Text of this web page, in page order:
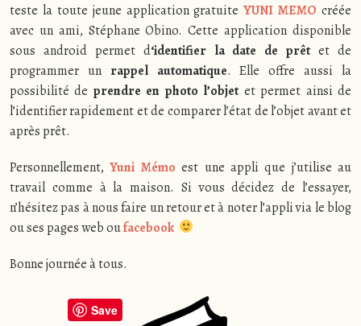
teste la toute jeune application gratuiteYUNI MEMO créée
avec un ami, Stéphane Obino. Cette application disponible
sous android permet d‘identifier la date de prêtet de
programmer un rappel automatique. Elle offre aussi la
possibilité de prendre en photo l’objetet permet ainsi de
l’identifier rapidement et de comparer l’état de l’objet avant et
après prêt.
Personnellement,Yuni Mémo est une appli que j’utilise au
travail comme à la maison. Si vous décidez de l’essayer,
n’hésitez pas à nous faire un retour et à noter l’appli via le blog
ou ses pages web oufacebook
Bonne journée à tous.
Save